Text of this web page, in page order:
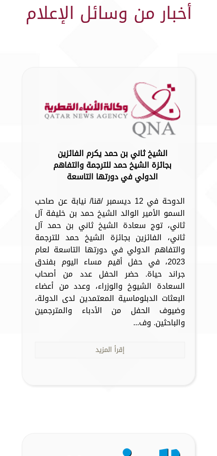
أخبار من وسائل الإعلام
الشيخ ثاني بن حمد يكرم الفائزين
بجائزة الشيخ حمد للترجمة والتفاهم
الدولي في دورتها التاسعة
الدوحة في 12 ديسمبر /قنا/ نيابة عن صاحب
السمو الأمير الوالد الشيخ حمد بن خليفة آل
ثاني، توج سعادة الشيخ ثاني بن حمد آل
ثاني، الفائزين بجائزة الشيخ حمد للترجمة
والتفاهم الدولي في دورتها التاسعة لعام
2023، في حفل أقيم مساء اليوم بفندق
جراند حياة. حضر الحفل عدد من أصحاب
السعادة الشيوخ والوزراء، وعدد من أعضاء
البعثات الدبلوماسية المعتمدين لدى الدولة،
وضيوف الحفل من الأدباء والمترجمين
والباحثين. وف...
إقرأ المزيد